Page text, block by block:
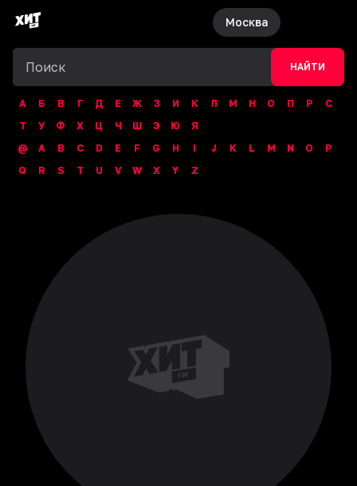
Москва
НАЙТИ
А Б В Г Д Е Ж З И К Л М Н О П Р
С
Т
У Ф Х Ц Ч Ш Э Ю
Я
@
A B C D E F G H I J K L M N O
P
Q
R S T U V W X Y Z